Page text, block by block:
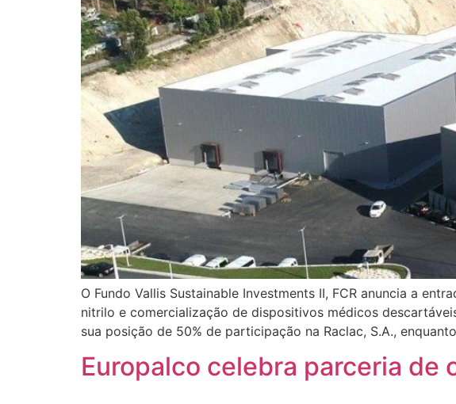
O Fundo Vallis Sustainable Investments II, FCR anuncia a
nitrilo e comercialização de dispositivos médicos
sua posição de 50% de participação na Raclac, S.A.,
Europalco celebra parceria de